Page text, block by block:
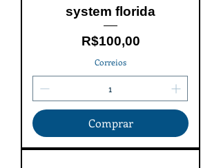
system florida
Price
R$100,00
Correios
Comprar